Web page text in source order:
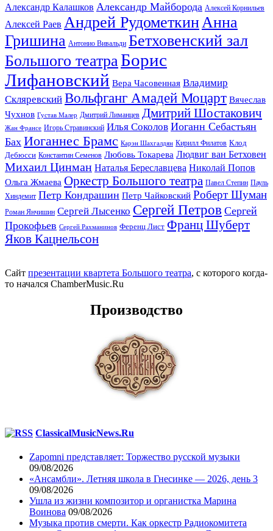
Александр Калашков Александр Майборода Алексей Корнильев
Алексей Раев Андрей РудометкинАнна
Гришина Антонио Вивальди Бетховенский зал
Большого театраБорис
Лифановский Вера Часовенная Владимир
Скляревский Вольфганг Амадей Моцарт Вячеслав
Чухнов Густав Малер Дмитрий Лиманцев Дмитрий Шостакович
Жан Франсе Игорь Стравинский Илья Соколов Иоганн Себастьян
Бах Иоганнес Брамс Карэн Шахгалдян Кирилл Филатов Клод
Дебюсси Константин Семенов Любовь Токарева Людвиг ван Бетховен
Михаил Цинман Наталья Береславцева Николай Попов
Ольга Жмаева Оркестр Большого театра Павел Степин Пауль
Хиндемит Петр Кондрашин Петр Чайковский Роберт Шуман
Роман Янчишин Сергей Лысенко Сергей Петров Сергей
Прокофьев Сергей Рахманинов Ференц Лист Франц Шуберт
Яков Кацнельсон
Сайт презентации квартета Большого театра, с которого когда-
то начался ChamberMusic.Ru
Производство
ClassicalMusicNews.Ru
Zapomni представляет: Торжество русской музыки
09/08/2026
«Ансамбли». Летняя школа в Гнесинке — 2026, день 3
09/08/2026
Ушла из жизни композитор и органистка Марина
Воинова 09/08/2026
Музыка против смерти. Как оркестр Радиокомитета